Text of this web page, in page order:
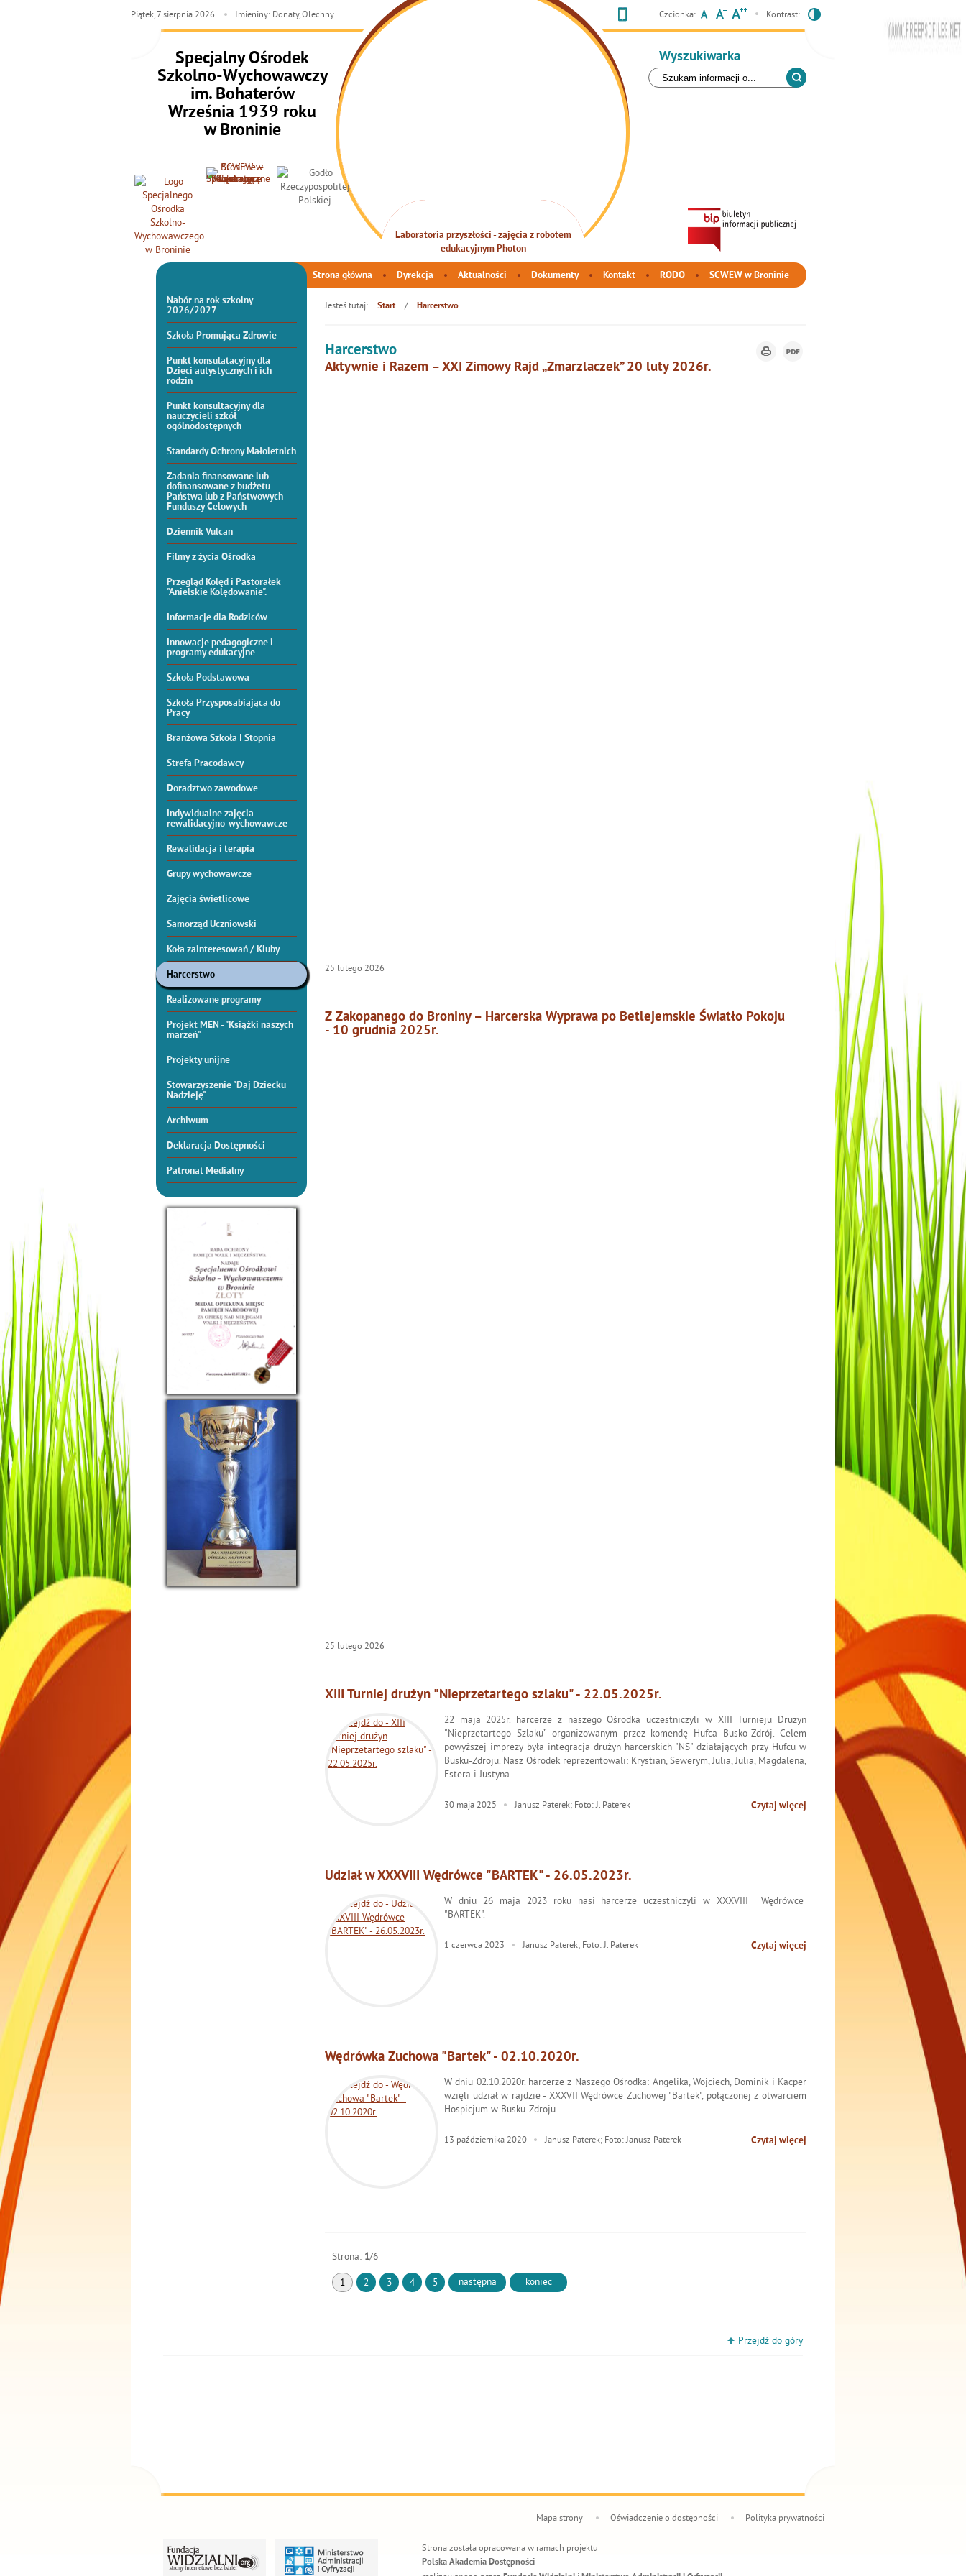
Specjalny Ośrodek
Szkolno-Wychowawczy
im. Bohaterów
Września 1939 roku
w Broninie
Czcionka: Kontrast:
Wyszukiwarka
Piątek, 7 sierpnia 2026 Imieniny: Donaty, Olechny
INTEGRACJA SENSORYCZNA
Strona główna Dyrekcja Aktualności Dokumenty Kontakt RODO SCWEW w Broninie
Nabór na rok szkolny
2026/2027
Szkoła Promująca Zdrowie
Punkt konsulatacyjny dla
Dzieci autystycznych i ich
rodzin
Punkt konsultacyjny dla
nauczycieli szkół
ogólnodostępnych
Standardy Ochrony Małoletnich
Zadania finansowane lub
dofinansowane z budżetu
Państwa lub z Państwowych
Funduszy Celowych
Dziennik Vulcan
Filmy z życia Ośrodka
Przegląd Kolęd i Pastorałek
"Anielskie Kolędowanie".
Informacje dla Rodziców
Innowacje pedagogiczne i
programy edukacyjne
Szkoła Podstawowa
Szkoła Przysposabiająca do
Pracy
Branżowa Szkoła I Stopnia
Strefa Pracodawcy
Doradztwo zawodowe
Indywidualne zajęcia
rewalidacyjno-wychowawcze
Rewalidacja i terapia
Grupy wychowawcze
Zajęcia świetlicowe
Samorząd Uczniowski
Koła zainteresowań / Kluby
Harcerstwo
Realizowane programy
Projekt MEN - "Książki naszych
marzeń"
Projekty unijne
Stowarzyszenie "Daj Dziecku
Nadzieję"
Archiwum
Deklaracja Dostępności
Patronat Medialny
Jesteś tutaj: Start / Harcerstwo
Harcerstwo
Aktywnie i Razem – XXI Zimowy Rajd „Zmarzlaczek” 20 luty 2026r.
25 lutego 2026
Z Zakopanego do Broniny – Harcerska Wyprawa po Betlejemskie Światło Pokoju
- 10 grudnia 2025r.
25 lutego 2026
XIII Turniej drużyn "Nieprzetartego szlaku" - 22.05.2025r.
22 maja 2025r. harcerze z naszego Ośrodka uczestniczyli w XIII Turnieju Drużyn
"Nieprzetartego Szlaku” organizowanym przez komendę Hufca Busko-Zdrój. Celem
powyższej imprezy była integracja drużyn harcerskich "NS" działających przy Hufcu w
Busku-Zdroju. Nasz Ośrodek reprezentowali: Krystian, Sewerym, Julia, Julia, Magdalena,
Estera i Justyna.
30 maja 2025 Janusz Paterek; Foto: J. Paterek Czytaj więcej
Udział w XXXVIII Wędrówce "BARTEK" - 26.05.2023r.
W dniu 26 maja 2023 roku nasi harcerze uczestniczyli w XXXVIII Wędrówce
"BARTEK".
1 czerwca 2023 Janusz Paterek; Foto: J. Paterek Czytaj więcej
Wędrówka Zuchowa "Bartek" - 02.10.2020r.
W dniu 02.10.2020r. harcerze z Naszego Ośrodka: Angelika, Wojciech, Dominik i Kacper
wzięli udział w rajdzie - XXXVII Wędrówce Zuchowej "Bartek", połączonej z otwarciem
Hospicjum w Busku-Zdroju.
13 października 2020 Janusz Paterek; Foto: Janusz Paterek Czytaj więcej
Strona: 1/6
1 2 3 4 5 następna koniec
Przejdź do góry
Mapa strony Oświadczenie o dostępności Polityka prywatności
Strona została opracowana w ramach projektu
Polska Akademia Dostępności